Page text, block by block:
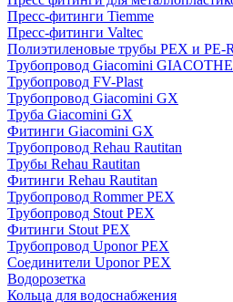
Пресс-фитинги Tiemme
Пресс-фитинги Valtec
Полиэтиленовые трубы PEX и
Трубопровод Giacomini
Трубопровод FV-Plast
Трубопровод Giacomini GX
Труба Giacomini GX
Фитинги Giacomini GX
Трубопровод Rehau Rautitan
Трубы Rehau Rautitan
Фитинги Rehau Rautitan
Трубопровод Rommer PEX
Трубопровод Stout PEX
Фитинги Stout PEX
Трубопровод Uponor PEX
Соединители Uponor PEX
Водорозетка
Кольца для водоснабжения